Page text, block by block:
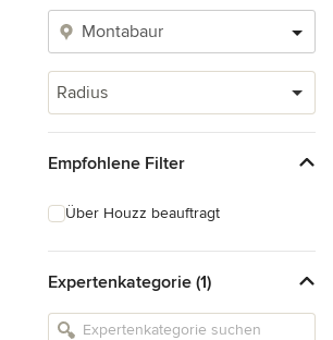
Radius
Empfohlene Filter
Über Houzz beauftragt
Expertenkategorie (1)